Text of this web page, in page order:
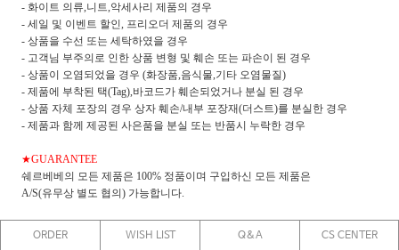
- 화이트 의류,니트,악세사리 제품의 경우
- 세일 및 이벤트 할인, 프리오더 제품의 경우
- 상품을 수선 또는 세탁하였을 경우
- 고객님 부주의로 인한 상품 변형 및 훼손 또는 파손이 된 경우
- 상품이 오염되었을 경우 (화장품,음식물,기타 오염물질)
- 제품에 부착된 택(Tag),바코드가 훼손되었거나 분실 된 경우
- 상품 자체 포장의 경우 상자 훼손/내부 포장재(더스트)를 분실한 경우
- 제품과 함께 제공된 사은품을 분실 또는 반품시 누락한 경우
★GUARANTEE
쉐르베베의 모든 제품은 100% 정품이며 구입하신 모든 제품은
A/S(유무상 별도 협의) 가능합니다.
ORDER WISH LIST Q&A CS CENTER